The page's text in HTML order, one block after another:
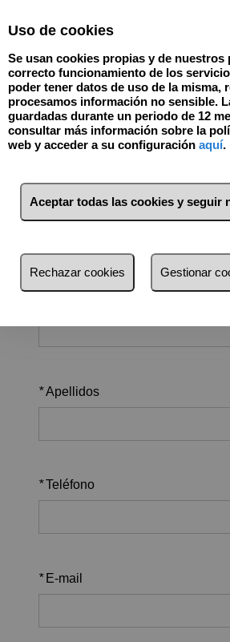
¿Estás pensando en comprar
Rellena el formulario y te ayudaremos a
compra: desde la búsqueda hasta la entrega
*Apellidos
*Teléfono
* E-mail
Uso de cookies
Se usan cookies propias y de nuestros
correcto funcionamiento de los
poder tener datos de uso de la misma,
procesamos información no sensible.
guardadas durante un periodo de 12
consultar más información sobre la
web y acceder a su configuración aquí.
Aceptar todas las cookies y seguir
Rechazar cookies Gestionar